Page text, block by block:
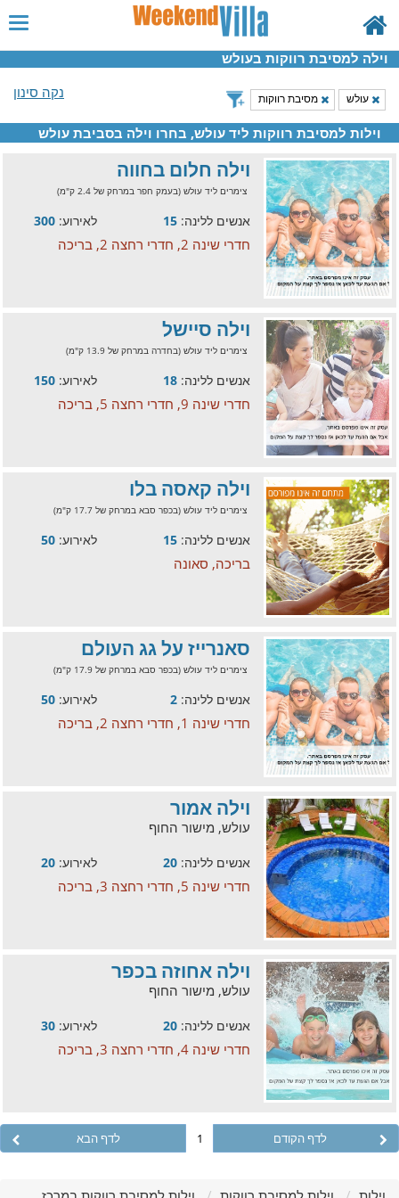
וילה למסיבת רווקות בעולש
נקה סינון
עולש מסיבת רווקות
וילות למסיבת רווקות ליד עולש, בחרו וילה בסביבת עולש
וילה חלום בחווה
צימרים ליד עולש (בעמק חפר במרחק של 2.4 ק"מ)
אנשים ללינה: 15 לאירוע: 300
חדרי שינה 2, חדרי רחצה 2, בריכה
וילה סיישל
צימרים ליד עולש (בחדרה במרחק של 13.9 ק"מ)
אנשים ללינה: 18 לאירוע: 150
חדרי שינה 9, חדרי רחצה 5, בריכה
וילה קאסה בלו
צימרים ליד עולש (בכפר סבא במרחק של 17.7 ק"מ)
אנשים ללינה: 15 לאירוע: 50
בריכה, סאונה
סאנרייז על גג העולם
צימרים ליד עולש (בכפר סבא במרחק של 17.9 ק"מ)
אנשים ללינה: 2 לאירוע: 50
חדרי שינה 1, חדרי רחצה 2, בריכה
וילה אמור
עולש, מישור החוף
אנשים ללינה: 20 לאירוע: 20
חדרי שינה 5, חדרי רחצה 3, בריכה
וילה אחוזה בכפר
עולש, מישור החוף
אנשים ללינה: 20 לאירוע: 30
חדרי שינה 4, חדרי רחצה 3, בריכה
לדף הקודם 1 לדף הבא